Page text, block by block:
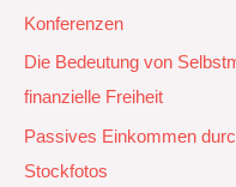
Konferenzen
Die Bedeutung von
finanzielle Freiheit
Passives Einkommen
Stockfotos